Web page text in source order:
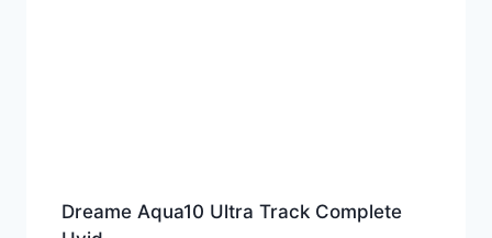
Dreame Aqua10 Ultra Track Complete